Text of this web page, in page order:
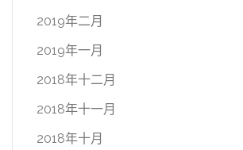
2019年二月
2019年一月
2018年十二月
2018年十一月
2018年十月